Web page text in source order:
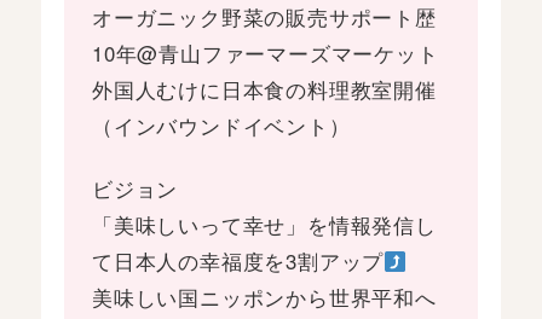
オーガニック野菜の販売サポート歴
10年@青山ファーマーズマーケット
外国人むけに日本食の料理教室開催
（インバウンドイベント）
ビジョン
「美味しいって幸せ」を情報発信し
て日本人の幸福度を3割アップ
美味しい国ニッポンから世界平和へ